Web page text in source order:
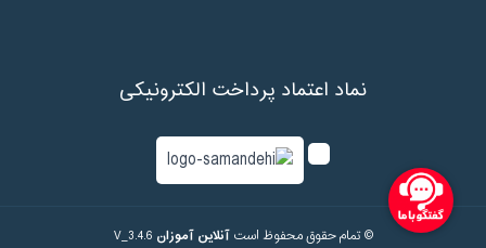
نماد اعتماد پرداخت الکترونیکی
© تمام حقوق محفوظ استآنلاین آموزان